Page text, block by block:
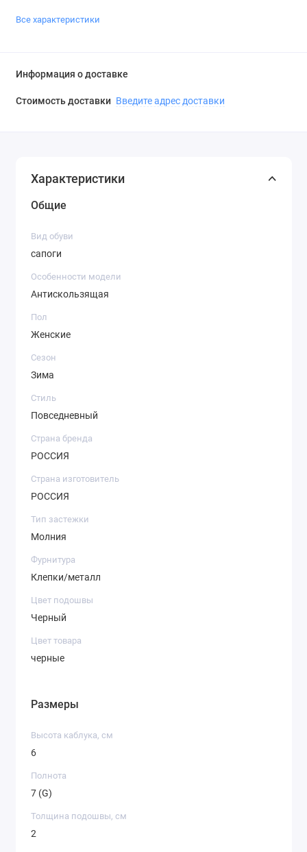
Все характеристики
Информация о доставке
Стоимость доставки Введите адрес доставки
Характеристики
Общие
Вид обуви
сапоги
Особенности модели
Антискользящая
Пол
Женские
Сезон
Зима
Стиль
Повседневный
Страна бренда
РОССИЯ
Страна изготовитель
РОССИЯ
Тип застежки
Молния
Фурнитура
Клепки/металл
Цвет подошвы
Черный
Цвет товара
черные
Размеры
Высота каблука, см
6
Полнота
7 (G)
Толщина подошвы, см
2